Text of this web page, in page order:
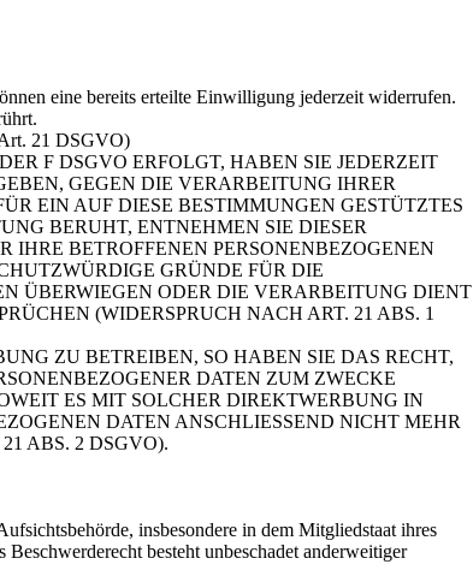
eine bereits erteilte Einwilligung jederzeit widerrufen.
21 DSGVO)
F DSGVO ERFOLGT, HABEN SIE JEDERZEIT
GEGEN DIE VERARBEITUNG IHRER
EIN AUF DIESE BESTIMMUNGEN GESTÜTZTES
BERUHT, ENTNEHMEN SIE DIESER
BETROFFENEN PERSONENBEZOGENEN
GRÜNDE FÜR DIE
ÜBERWIEGEN ODER DIE VERARBEITUNG DIENT
(WIDERSPRUCH NACH ART. 21 ABS. 1
ZU BETREIBEN, SO HABEN SIE DAS RECHT,
DATEN ZUM ZWECKE
ES MIT SOLCHER DIREKTWERBUNG IN
DATEN ANSCHLIESSEND NICHT MEHR
ABS. 2 DSGVO).
insbesondere in dem Mitgliedstaat ihres
besteht unbeschadet anderweitiger